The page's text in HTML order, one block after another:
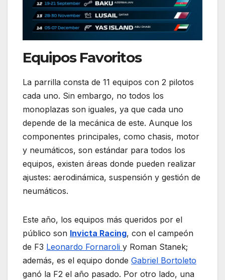
Equipos Favoritos
La parrilla consta de 11 equipos con 2 pilotos
cada uno. Sin embargo, no todos los
monoplazas son iguales, ya que cada uno
depende de la mecánica de este. Aunque los
componentes principales, como chasis, motor
y neumáticos, son estándar para todos los
equipos, existen áreas donde pueden realizar
ajustes: aerodinámica, suspensión y gestión de
neumáticos.
Este año, los equipos más queridos por el
público son Invicta Racing, con el campeón
de F3 Leonardo Fornaroli y Roman Stanek;
además, es el equipo donde Gabriel Bortoleto
ganó la F2 el año pasado. Por otro lado, una